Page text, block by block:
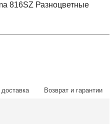
816SZ Разноцветные
Возврат и гарантии